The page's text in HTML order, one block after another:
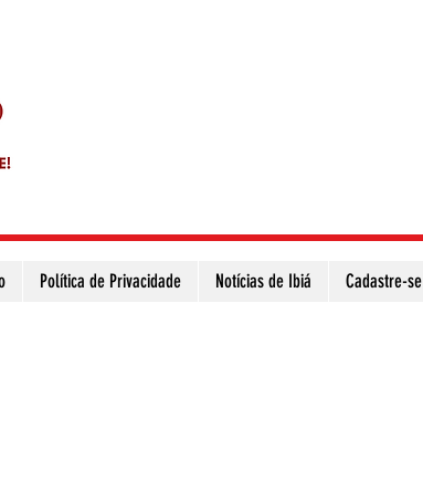
Política de Privacidade Notícias de Ibiá Cadastre-se